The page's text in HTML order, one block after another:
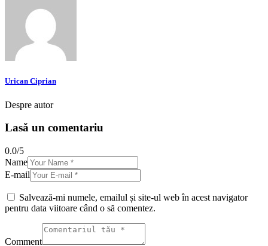
Urican Ciprian
Despre autor
Lasă un comentariu
0.0/5
Name
E-mail
Salvează-mi numele, emailul și site-ul web în acest navigator
pentru data viitoare când o să comentez.
Comment